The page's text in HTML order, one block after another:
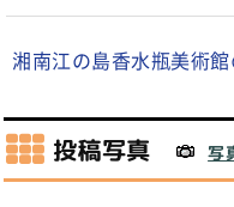
湘南江の島香水瓶美術館
投稿写真 写